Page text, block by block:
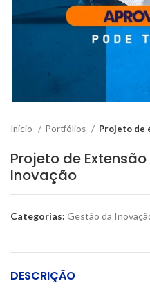
Início Portfólios Projeto de
Projeto de
Inovação
Categorias: Gestão da
DESCRIÇÃO